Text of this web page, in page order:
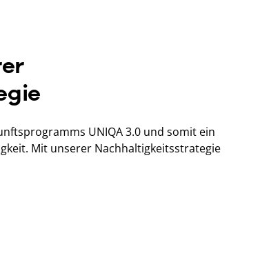
UNIQA 3.0 und somit ein
Mit unserer Nachhaltigkeitsstrategie